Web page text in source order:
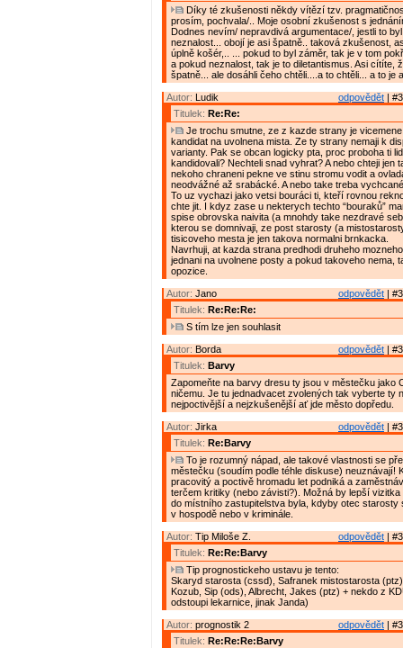
Díky té zkušenosti někdy vítězí tzv.
prosím, pochvala/.. Moje osobní zkušenost s
Dodnes nevím/ nepravdivá argumentace/, jestli to
neznalost... obojí je asi špatně.. taková zkušenost,
úplně košér,.. ... pokud to byl záměr, tak je v tom
a pokud neznalost, tak je to diletantismus. Asi cítíte,
špatně... ale dosáhli čeho chtěli....a to chtěli... a to je
odpovědět |
Autor: Ludik
Titulek: Re:Re:
Je trochu smutne, ze z kazde strany je
kandidat na uvolnena mista. Ze ty strany nemaji k
varianty. Pak se obcan logicky pta, proc proboha ti
kandidovali? Nechteli snad vyhrat? A nebo chteji jen
nekoho chraneni pekne ve stinu stromu vodit a
neodvážné až srabácké. A nebo take treba
To uz vychazi jako vetsi bouráci ti, kteří rovnou
chte jit. I kdyz zase u nekterych techto “bouraků”
spise obrovska naivita (a mnohdy take nezdravé
kterou se domnivaji, ze post starosty (a
tisicoveho mesta je jen takova normalni brnkacka.
Navrhuji, at kazda strana predhodi druheho
jednani na uvolnene posty a pokud takoveho nema,
opozice.
odpovědět |
Autor: Jano
Titulek: Re:Re:Re:
S tím lze jen souhlasit
odpovědět |
Autor: Borda
Titulek: Barvy
Zapomeňte na barvy dresu ty jsou v městečku jako
ničemu. Je tu jednadvacet zvolených tak vyberte ty
nejpoctivější a nejzkušenější ať jde město dopředu.
odpovědět |
Autor: Jirka
Titulek: Re:Barvy
To je rozumný nápad, ale takové vlastnosti se
městečku (soudím podle téhle diskuse) neuznávají!
pracovitý a poctivě hromadu let podniká a
terčem kritiky (nebo závisti?). Možná by lepší vizitka
do místního zastupitelstva byla, kdyby otec starosty
v hospodě nebo v kriminále.
odpovědět |
Autor: Tip Miloše Z.
Titulek: Re:Re:Barvy
Tip prognostickeho ustavu je tento:
Skaryd starosta (cssd), Safranek mistostarosta
Kozub, Sip (ods), Albrecht, Jakes (ptz) + nekdo z
odstoupi lekarnice, jinak Janda)
odpovědět |
Autor: prognostik 2
Titulek: Re:Re:Re:Barvy